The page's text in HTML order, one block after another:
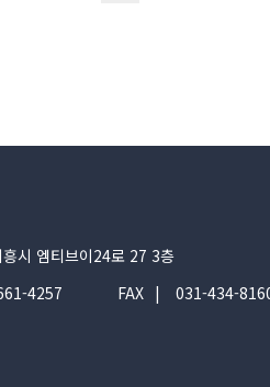
흥시 엠티브이24로 27 3층
4257 FAX 031-434-